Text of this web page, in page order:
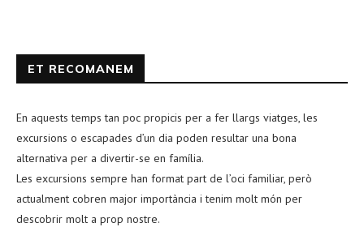
ET RECOMANEM
En aquests temps tan poc propicis per a fer llargs viatges, les
excursions o escapades d’un dia poden resultar una bona
alternativa per a divertir-se en família.
Les excursions sempre han format part de l’oci familiar, però
actualment cobren major importància i tenim molt món per
descobrir molt a prop nostre.